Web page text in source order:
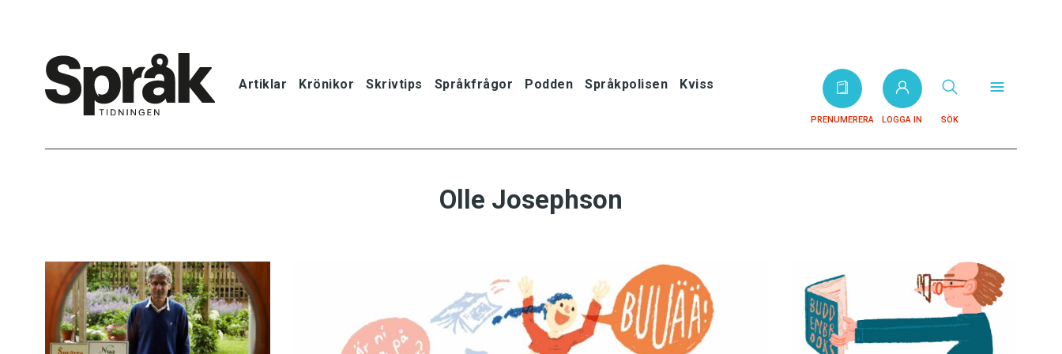
Artiklar Krönikor Skrivtips Språkfrågor Podden Språkpolisen Kviss
PRENUMERERA LOGGA IN SÖK
Språkfrågor
Skrivtips
Bokrecensioner
Olle Josephson